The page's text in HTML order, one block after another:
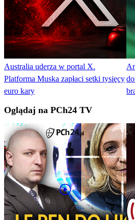
Australia uderza w portal X.
Platforma Muska zapłaci setki tysięcy
euro kary
Oglądaj na PCh24 TV